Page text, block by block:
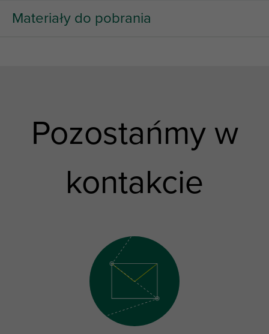
Materiały do pobrania
Pozostańmy w
kontakcie